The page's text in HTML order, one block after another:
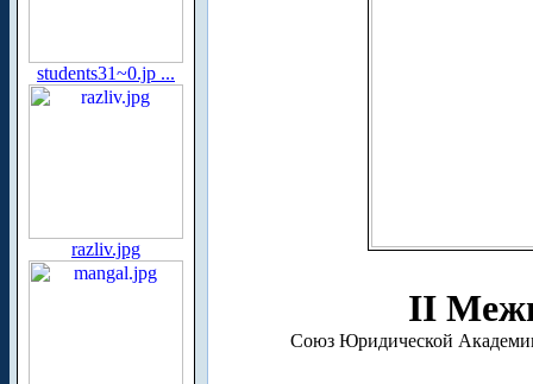
students31~0.jp ...
razliv.jpg
II
Союз Юридической